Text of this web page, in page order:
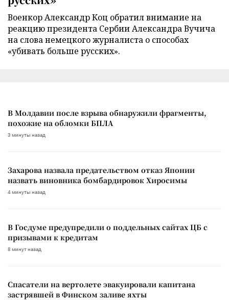
Военкор Александр Коц обратил внимание на
реакцию президента Сербии Александра Вучича
на слова немецкого журналиста о способах
«убивать больше русских».
В Молдавии после взрыва обнаружили фрагменты,
похожие на обломки БПЛА
3 минуты назад
Захарова назвала предательством отказ Японии
назвать виновника бомбардировок Хиросимы
4 минуты назад
В Госдуме предупредили о поддельных сайтах ЦБ с
призывами к кредитам
8 минут назад
Спасатели на вертолете эвакуировали капитана
застрявшей в Финском заливе яхты